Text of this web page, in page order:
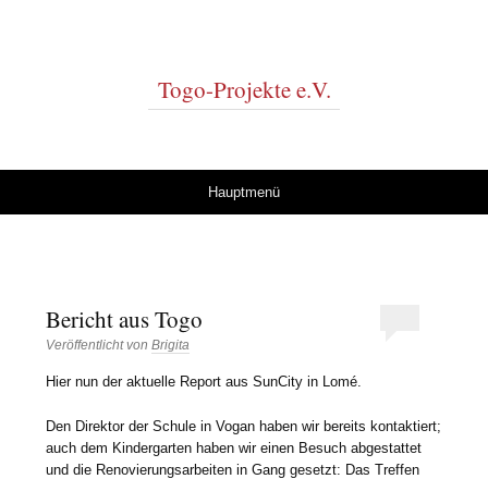
Togo-Projekte e.V.
Hauptmenü
Bericht aus Togo
Veröffentlicht vonBrigita
Hier nun der aktuelle Report aus SunCity in Lomé.
Den Direktor der Schule in Vogan haben wir bereits kontaktiert;
auch dem Kindergarten haben wir einen Besuch abgestattet
und die Renovierungsarbeiten in Gang gesetzt: Das Treffen